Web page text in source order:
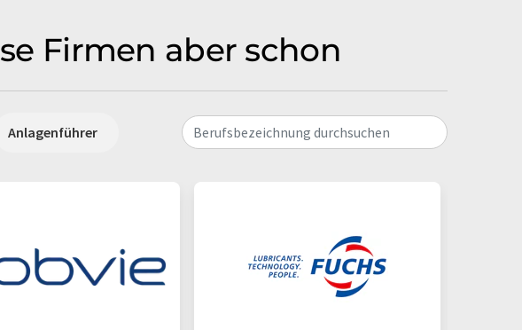
Firmen aber schon
Anlagenführer Berufsbezeichnung durchsuchen